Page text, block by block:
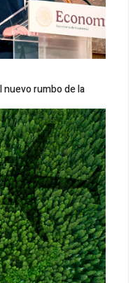
rumbo de la